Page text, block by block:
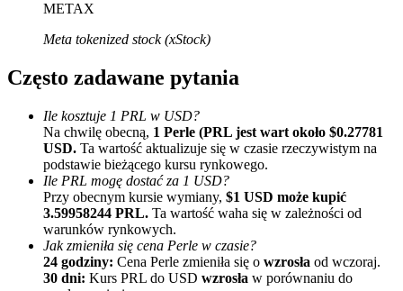
Afiliaci Bitrue
Aż do 65% prowizji!
METAX
Meta tokenized stock (xStock)
Często zadawane pytania
Ile kosztuje 1 PRL w USD?
Na chwilę obecną, 1 Perle (PRL jest wart około $0.27781
USD. Ta wartość aktualizuje się w czasie rzeczywistym na
podstawie bieżącego kursu rynkowego.
Ile PRL mogę dostać za 1 USD?
Przy obecnym kursie wymiany, $1 USD może kupić
3.59958244 PRL. Ta wartość waha się w zależności od
warunków rynkowych.
Jak zmieniła się cena Perle w czasie?
24 godziny: Cena Perle zmieniła się o wzrosła od wczoraj.
30 dni: Kurs PRL do USD wzrosła w porównaniu do